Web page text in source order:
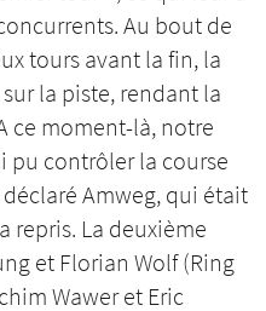
Au bout de
tours avant la fin, la
la piste, rendant la
ce moment-là, notre
pu contrôler la course
Amweg, qui était
repris. La deuxième
et Florian Wolf (Ring
Wawer et Eric